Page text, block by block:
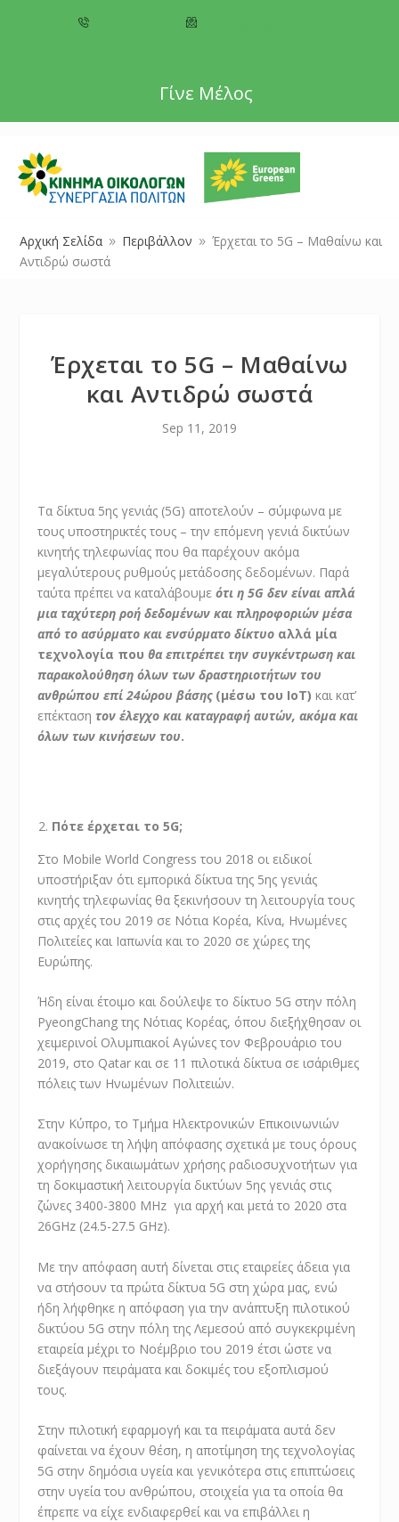
Γίνε Μέλος
Αρχική Σελίδα 9 Περιβάλλον 9 Έρχεται το 5G – Μαθαίνω και
Αντιδρώ σωστά
Έρχεται το 5G – Μαθαίνω
και Αντιδρώ σωστά
Sep 11, 2019
Τα δίκτυα 5ης γενιάς (5G) αποτελούν – σύμφωνα με
τους υποστηρικτές τους – την επόμενη γενιά δικτύων
κινητής τηλεφωνίας που θα παρέχουν ακόμα
μεγαλύτερους ρυθμούς μετάδοσης δεδομένων. Παρά
ταύτα πρέπει να καταλάβουμεότι η 5G δεν είναι απλά
μια ταχύτερη ροή δεδομένων και πληροφοριών μέσα
από το ασύρματο και ενσύρματο δίκτυο αλλά μία
τεχνολογία πουθα επιτρέπει την συγκέντρωση και
παρακολούθηση όλων των δραστηριοτήτων του
ανθρώπου επί 24ώρου βάσης(μέσω του ΙοΤ) και κατ’
επέκτασητον έλεγχο και καταγραφή αυτών, ακόμα και
όλων των κινήσεων του.
Πότε έρχεται το 5G;
Στο Mobile World Congress του 2018 οι ειδικοί
υποστήριξαν ότι εμπορικά δίκτυα της 5ης γενιάς
κινητής τηλεφωνίας θα ξεκινήσουν τη λειτουργία τους
στις αρχές του 2019 σε Νότια Κορέα, Κίνα, Ηνωμένες
Πολιτείες και Ιαπωνία και το 2020 σε χώρες της
Ευρώπης.
Ήδη είναι έτοιμο και δούλεψε το δίκτυο 5G στην πόλη
PyeongChang της Νότιας Κορέας, όπου διεξήχθησαν οι
χειμερινοί Ολυμπιακοί Αγώνες τον Φεβρουάριο του
2019, στο Qatar και σε 11 πιλοτικά δίκτυα σε ισάριθμες
πόλεις των Ηνωμένων Πολιτειών.
Στην Κύπρο, το Τμήμα Ηλεκτρονικών Επικοινωνιών
ανακοίνωσε τη λήψη απόφασης σχετικά με τους όρους
χορήγησης δικαιωμάτων χρήσης ραδιοσυχνοτήτων για
τη δοκιμαστική λειτουργία δικτύων 5ης γενιάς στις
ζώνες 3400-3800 ΜΗz για αρχή και μετά το 2020 στα
26GHz (24.5-27.5 GHz).
Με την απόφαση αυτή δίνεται στις εταιρείες άδεια για
να στήσουν τα πρώτα δίκτυα 5G στη χώρα μας, ενώ
ήδη λήφθηκε η απόφαση για την ανάπτυξη πιλοτικού
δικτύου 5G στην πόλη της Λεμεσού από συγκεκριμένη
εταιρεία μέχρι το Νοέμβριο του 2019 έτσι ώστε να
διεξάγουν πειράματα και δοκιμές του εξοπλισμού
τους.
Στην πιλοτική εφαρμογή και τα πειράματα αυτά δεν
φαίνεται να έχουν θέση, η αποτίμηση της τεχνολογίας
5G στην δημόσια υγεία και γενικότερα στις επιπτώσεις
στην υγεία του ανθρώπου, στοιχεία για τα οποία θα
έπρεπε να είχε ενδιαφερθεί και να επιβάλλει η